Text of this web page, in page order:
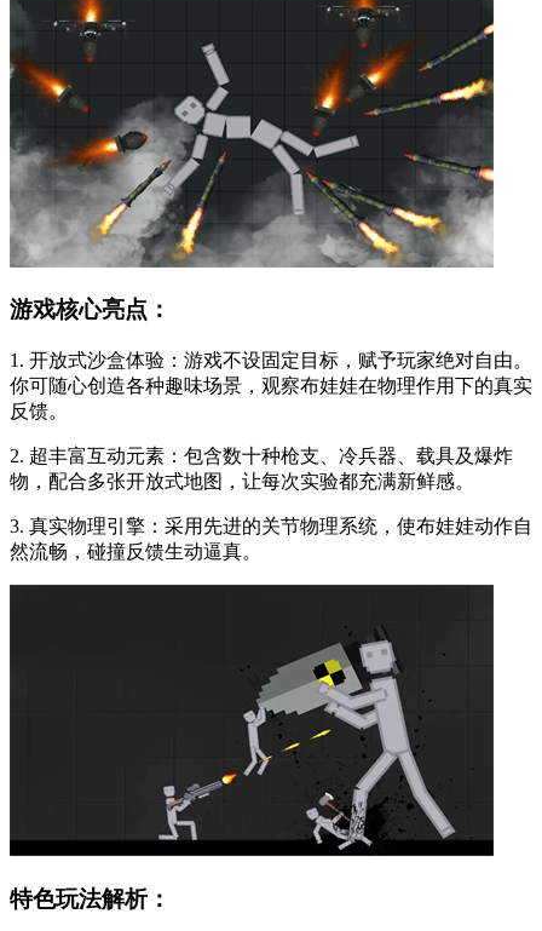
游戏核心亮点：
1. 开放式沙盒体验：游戏不设固定目标，赋予玩家绝对自由。
你可随心创造各种趣味场景，观察布娃娃在物理作用下的真实
反馈。
2. 超丰富互动元素：包含数十种枪支、冷兵器、载具及爆炸
物，配合多张开放式地图，让每次实验都充满新鲜感。
3. 真实物理引擎：采用先进的关节物理系统，使布娃娃动作自
然流畅，碰撞反馈生动逼真。
特色玩法解析：